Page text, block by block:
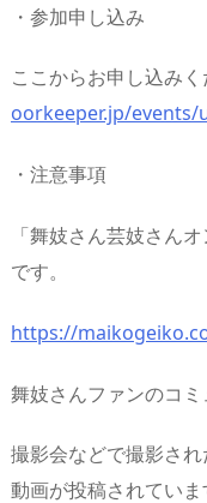
・参加申し込み
ここからお申し込み
oorkeeper.jp/events/
・注意事項
「舞妓さん芸妓さん
です。
https://
舞妓さんファンのコミ
撮影会などで撮影さ
動画が投稿されていま